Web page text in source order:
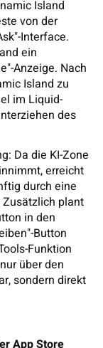
Island
von der
Interface.
ein
Anzeige. Nach
Island zu
im Liquid-
des
Da die KI-Zone
erreicht
durch eine
Zusätzlich plant
in den
Button
Funktion
über den
sondern direkt
App Store